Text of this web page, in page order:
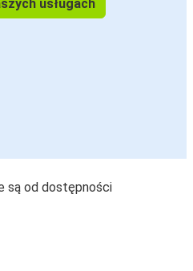
usługach
są od dostępności